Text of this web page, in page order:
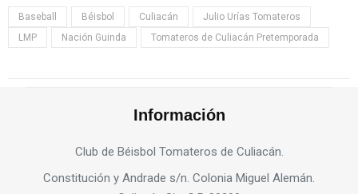
Baseball Béisbol Culiacán
Julio Urías Tomateros
LMP
Nación Guinda Tomateros de Culiacán Pretemporada
Información
Club de Béisbol Tomateros de Culiacán.
Constitución y Andrade s/n. Colonia Miguel Alemán.